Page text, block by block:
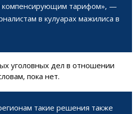
тарифом», —
в кулуарах мажилиса в
уголовных дел в отношении
пока нет.
такие решения также